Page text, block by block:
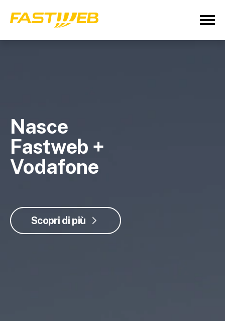
Nasce
Fastweb +
Vodafone
Scopri di più